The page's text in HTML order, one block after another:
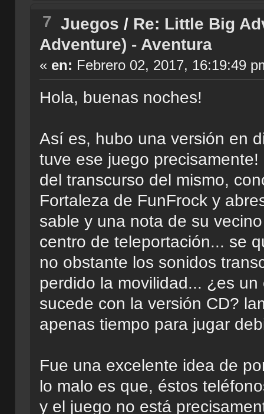
7 Juegos / Re: Little Big
Adventure) - Aventura
« en: Febrero 02, 2017, 16:19:49
Hola, buenas noches!
Así es, hubo una versión en
tuve ese juego
del transcurso del mismo,
Fortaleza de FunFrock y
sable y una nota de su
centro de teleportación... se
no obstante los sonidos
perdido la movilidad... ¿es
sucede con la versión CD?
apenas tiempo para jugar
Fue una excelente idea de
lo malo es que, éstos
y el juego no está